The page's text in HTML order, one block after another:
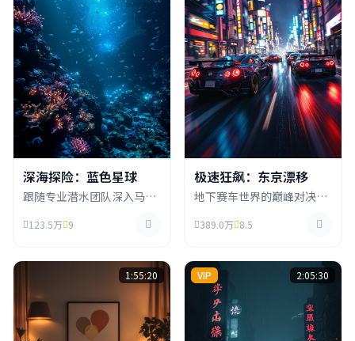
深海探险：蓝色星球
跟随专业潜水团队深入马里
秘的深海世界，发现前所未
123.5万 9
极速狂飙：东京漂移
地下赛车世界的巅峰对决，
聚东京，在霓虹闪烁的街头
389.0万 8.5
1:55:20 2:05:30
VIP